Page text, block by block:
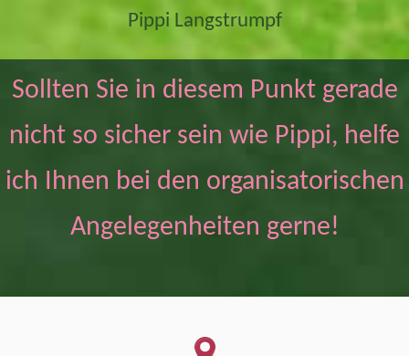
Pippi Langstrumpf
Sollten Sie in diesem Punkt gerade
nicht so sicher sein wie Pippi, helfe
ich Ihnen bei den organisatorischen
Angelegenheiten gerne!